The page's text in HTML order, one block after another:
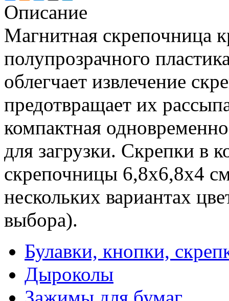
Описание
Магнитная скрепочница
полупрозрачного
облегчает извлечение
предотвращает их
компактная
для загрузки. Скрепки в
скрепочницы 6,8x6,8x4
нескольких вариантах
выбора).
Булавки, кнопки,
Дыроколы